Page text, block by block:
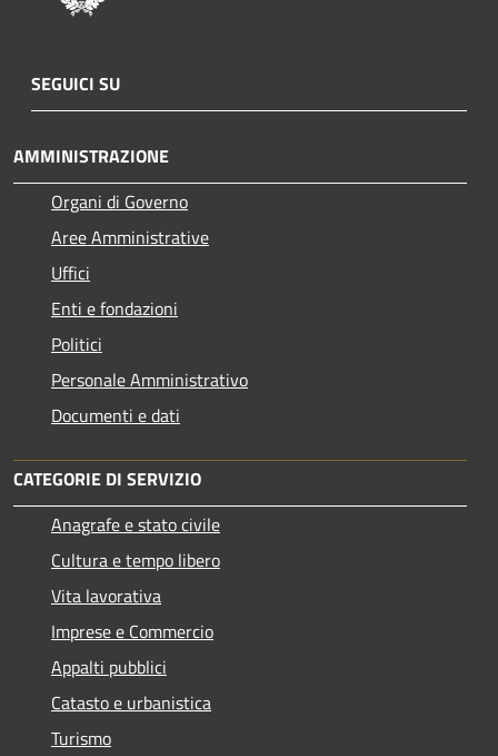
SEGUICI SU
AMMINISTRAZIONE
Organi di Governo
Aree Amministrative
Uffici
Enti e fondazioni
Politici
Personale Amministrativo
Documenti e dati
CATEGORIE DI SERVIZIO
Anagrafe e stato civile
Cultura e tempo libero
Vita lavorativa
Imprese e Commercio
Appalti pubblici
Catasto e urbanistica
Turismo